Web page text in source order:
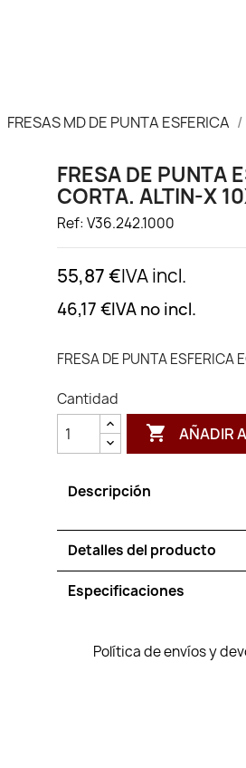
FRESAS MD DE PUNTA ESFERICA
FRESA DE PUNTA
CORTA. ALTIN-X
Ref: V36.242.1000
55,87 €IVA incl.
46,17 €IVA no incl.
FRESA DE PUNTA ESFERICA
Cantidad
 AÑADIR
Descripción
Detalles del producto
Especificaciones
Política de envíos y